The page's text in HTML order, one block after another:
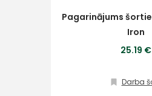
Pagarinājums
Iron
25.19 €
Darba